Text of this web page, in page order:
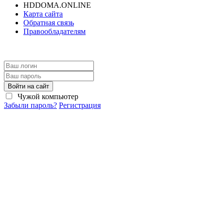
HDDOMA.ONLINE
Карта сайта
Обратная связь
Правообладателям
Войти на сайт
Чужой компьютер
Забыли пароль? Регистрация